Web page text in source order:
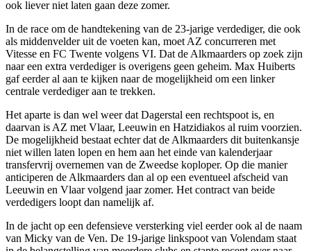
ook liever niet laten gaan deze zomer.
In de race om de handtekening van de 23-jarige verdediger, die ook
als middenvelder uit de voeten kan, moet AZ concurreren met
Vitesse en FC Twente volgens VI. Dat de Alkmaarders op zoek zijn
naar een extra verdediger is overigens geen geheim. Max Huiberts
gaf eerder al aan te kijken naar de mogelijkheid om een linker
centrale verdediger aan te trekken.
Het aparte is dan wel weer dat Dagerstal een rechtspoot is, en
daarvan is AZ met Vlaar, Leeuwin en Hatzidiakos al ruim voorzien.
De mogelijkheid bestaat echter dat de Alkmaarders dit buitenkansje
niet willen laten lopen en hem aan het einde van kalenderjaar
transfervrij overnemen van de Zweedse koploper. Op die manier
anticiperen de Alkmaarders dan al op een eventueel afscheid van
Leeuwin en Vlaar volgend jaar zomer. Het contract van beide
verdedigers loopt dan namelijk af.
In de jacht op een defensieve versterking viel eerder ook al de naam
van Micky van de Ven. De 19-jarige linkspoot van Volendam staat